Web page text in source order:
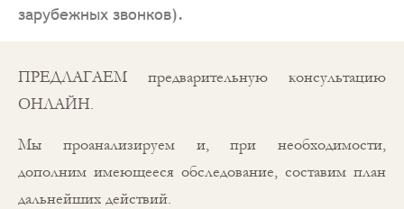
зарубежных звонков).
ПРЕДЛАГАЕМ предварительную консультацию
ОНЛАЙН.
Мы проанализируем и, при необходимости,
дополним имеющееся обследование, составим план
дальнейших действий.